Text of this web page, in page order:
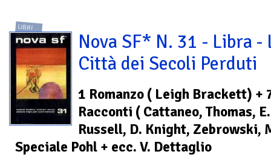
LIBRI
Nova SF* N. 31 - Libra -
Città dei Secoli Perduti
1 Romanzo ( Leigh Brackett) +
Racconti ( Cattaneo, Thomas,
Russell, D. Knight, Zebrowski,
Speciale Pohl + ecc. V. Dettaglio